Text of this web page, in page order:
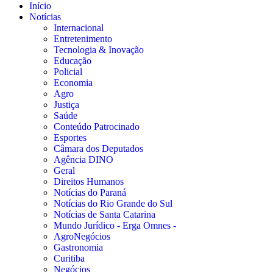
Início
Notícias
Internacional
Entretenimento
Tecnologia & Inovação
Educação
Policial
Economia
Agro
Justiça
Saúde
Conteúdo Patrocinado
Esportes
Câmara dos Deputados
Agência DINO
Geral
Direitos Humanos
Notícias do Paraná
Notícias do Rio Grande do Sul
Notícias de Santa Catarina
Mundo Jurídico - Erga Omnes -
AgroNegócios
Gastronomia
Curitiba
Negócios